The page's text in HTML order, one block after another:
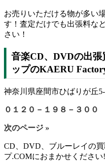
お売りいただける物が多い
す！査定だけでも出張料な
さい！
音楽CD、DVDの出張
ップのKAERU
神奈川県座間市ひばりが丘
０１２０－１９８－３００
次のページ »
CD、DVD、ブルーレイの
プ.COMにおまかせください